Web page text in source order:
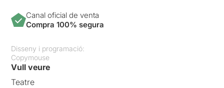
Canal oficial de venta
Compra 100% segura
Disseny i programació:
Copymouse
Vull veure
Teatre